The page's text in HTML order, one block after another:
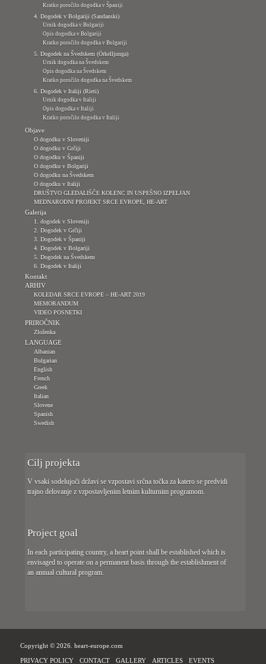
Kratko poročilo dogodka v Španiji
4. Dogodek v Bolgariji (Sandanski)
Urnik dogodka v Bolgariji
Opis dogodka v Bolgariji
Kratko poročilo dogodka v Bolgariji
5. Dogodek na Švedskem (Örkelljunga)
Urnik dogodka na Švedskem
Opis dogodka na Švedskem
Kratko poročilo dogodka na Švedskem
6. Dogodek v Italiji (Rieti)
Urnik dogodka v Italiji
Opis dogodka v Italiji
Kratko poročilo dogodka v Italiji
Objave
O dogodku v Sloveniji
O dogodku v Grčiji
O dogodku v Španiji
O dogodku v Bolgariji
O dogodku na Švedskem
O dogodku v Italiji
DRUŠTVO GLEDALIŠČE KOLENC IN USPEŠNO IZPELJAN
MEDNARODNI PROJEKT SRCE EVROPE, HE-ART
Galerija
1. dogodek v Sloveniji
2. Dogodek v Grčiji
3. Dogodek v Španiji
4. Dogodek v Bolgariji
5. Dogodek na Švedskem
6. Dogodek v Italiji
Kontakt
ARHIV
KOLEDAR SRCE EVROPE – HE-ART 2019
MEMORANDUM
VIDEO POSNETKI
PRIROČNIK
Zloženka
LANGUAGE
Albanian
Bulgarian
English
French
Greek
Italian
Slovene
Spanish
Swedish
Cilj projekta
V vsaki sodelujoči državi se vzpostavi srčna točka za katero se predvidi
trajno delovanje z vzpostavljenim letnim kulturnim programom.
Project goal
In each participating country, a heart point shall be established which is
envisaged to operate on a permanent basis through the establishment of
an annual cultural program.
Copyright © 2026. heart-europe.com
PRIVACY POLICY CONTACT GALLERY ARTICLES EVENTS